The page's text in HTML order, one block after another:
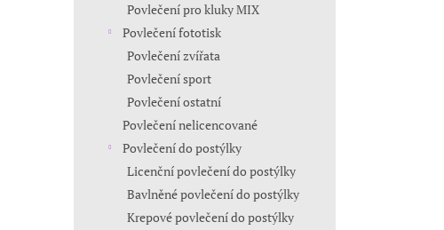
Povlečení pro kluky MIX
Povlečení fototisk
Povlečení zvířata
Povlečení sport
Povlečení ostatní
Povlečení nelicencované
Povlečení do postýlky
Licenční povlečení do postýlky
Bavlněné povlečení do postýlky
Krepové povlečení do postýlky